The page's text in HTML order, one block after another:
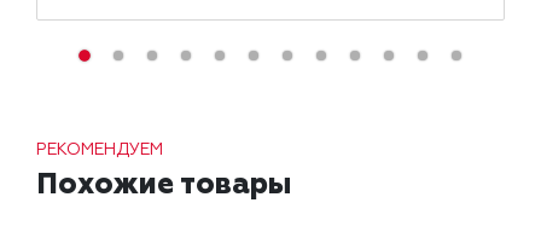
РЕКОМЕНДУЕМ
Похожие товары